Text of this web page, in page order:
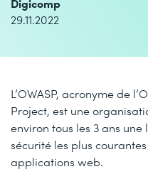
29.11.2022
L’OWASP, acronyme de
Project, est une
environ tous les 3 ans
sécurité les plus
applications web.